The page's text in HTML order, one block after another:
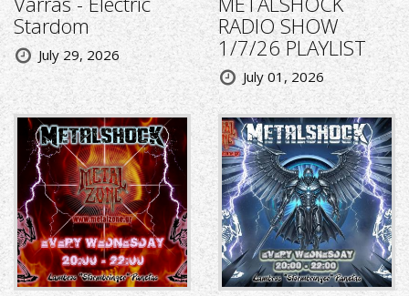
Stardom
July 29, 2026
RADIO SHOW
1/7/26 PLAYLIST
July 01, 2026